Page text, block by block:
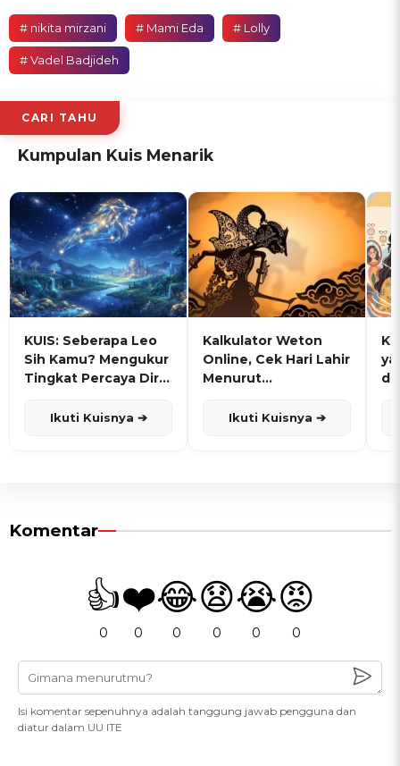
# nikita mirzani # Mami Eda # Lolly
# Vadel Badjideh
CARI TAHU
Kumpulan Kuis Menarik
KUIS: Seberapa Leo
Sih Kamu? Mengukur
Tingkat Percaya Diri
Ikuti Kuisnya ➔
Kalkulator Weton
Online, Cek Hari Lahir
Menurut
Ikuti Kuisnya ➔
Komentar
👍
0
❤️
0
😂
0
😧
0
😭
0
😡
0
Isi komentar sepenuhnya adalah tanggung jawab pengguna dan
diatur dalam UU ITE